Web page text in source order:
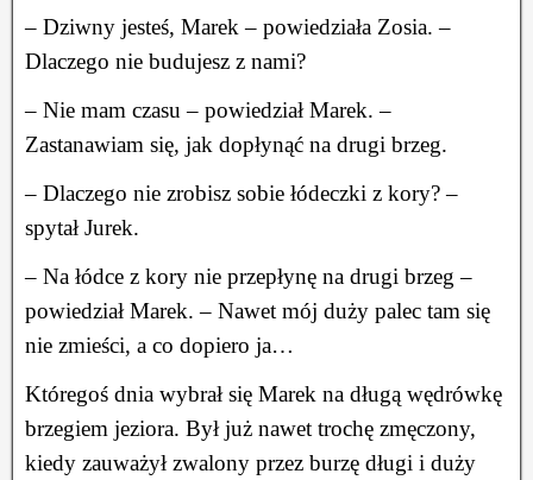
– Dziwny jesteś, Marek – powiedziała Zosia. –
Dlaczego nie budujesz z nami?
– Nie mam czasu – powiedział Marek. –
Zastanawiam się, jak dopłynąć na drugi brzeg.
– Dlaczego nie zrobisz sobie łódeczki z kory? –
spytał Jurek.
– Na łódce z kory nie przepłynę na drugi brzeg –
powiedział Marek. – Nawet mój duży palec tam się
nie zmieści, a co dopiero ja…
Któregoś dnia wybrał się Marek na długą wędrówkę
brzegiem jeziora. Był już nawet trochę zmęczony,
kiedy zauważył zwalony przez burzę długi i duży